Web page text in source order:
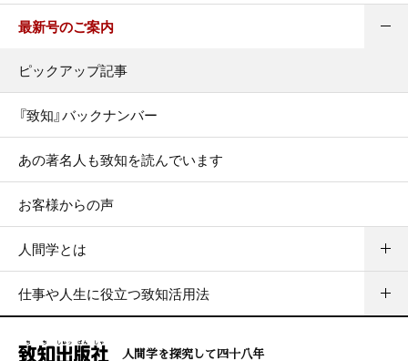
最新号のご案内
ピックアップ記事
『致知』バックナンバー
あの著名人も致知を読んでいます
お客様からの声
人間学とは
仕事や人生に役立つ致知活用法
人間学を探究して四十八年